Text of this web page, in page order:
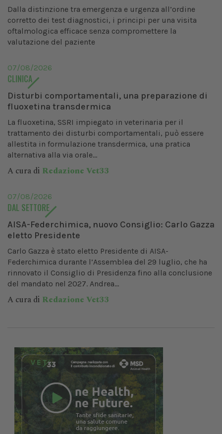
Dalla distinzione tra emergenza e urgenza all’ordine
corretto dei test diagnostici, i principi per una visita
oftalmologica efficace senza compromettere la
valutazione del paziente
07/08/2026
CLINICA
Disturbi comportamentali, una preparazione di
fluoxetina transdermica
La fluoxetina, SSRI impiegato in veterinaria per il
trattamento dei disturbi comportamentali, può essere
allestita in formulazione transdermica, una pratica
alternativa alla via orale...
A cura di Redazione Vet33
07/08/2026
DAL SETTORE
AISA-Federchimica, nuovo Consiglio: Carlo Gazza
eletto Presidente
Carlo Gazza è stato eletto Presidente di AISA-
Federchimica durante l’Assemblea del 29 luglio, che ha
rinnovato il Consiglio di Presidenza fino alla conclusione
del mandato nel 2027. Andrea...
A cura di Redazione Vet33